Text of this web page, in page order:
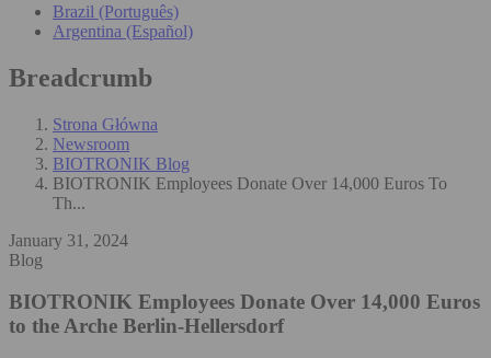
Brazil (Português)
Argentina (Español)
Breadcrumb
Strona Główna
Newsroom
BIOTRONIK Blog
BIOTRONIK Employees Donate Over 14,000 Euros To
Th...
January 31, 2024
Blog
BIOTRONIK Employees Donate Over 14,000 Euros
to the Arche Berlin-Hellersdorf